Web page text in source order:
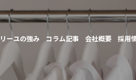
リーユの強み コラム記事 会社概要 採用